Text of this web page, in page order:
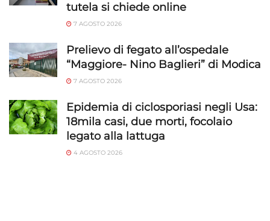
tutela si chiede online
7 AGOSTO 2026
Prelievo di fegato all’ospedale
“Maggiore- Nino Baglieri” di Modica
7 AGOSTO 2026
Epidemia di ciclosporiasi negli Usa:
18mila casi, due morti, focolaio
legato alla lattuga
4 AGOSTO 2026